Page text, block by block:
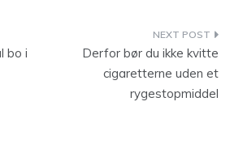
bo i
Derfor bør du ikke kvitte
cigaretterne uden et
rygestopmiddel